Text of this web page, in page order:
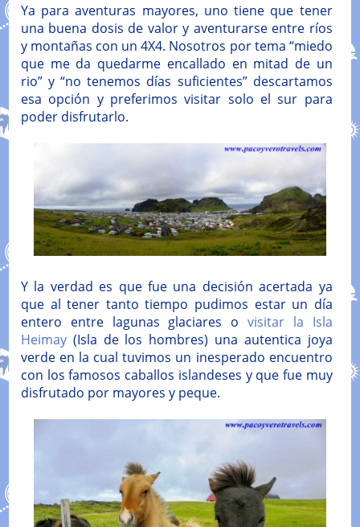
Ya para aventuras mayores, uno tiene que tener
una buena dosis de valor y aventurarse entre ríos
y montañas con un 4X4. Nosotros por tema “miedo
que me da quedarme encallado en mitad de un
rio” y “no tenemos días suficientes” descartamos
esa opción y preferimos visitar solo el sur para
poder disfrutarlo.
Y la verdad es que fue una decisión acertada ya
que al tener tanto tiempo pudimos estar un día
entero entre lagunas glaciares ovisitar la Isla
Heimay(Isla de los hombres) una autentica joya
verde en la cual tuvimos un inesperado encuentro
con los famosos caballos islandeses y que fue muy
disfrutado por mayores y peque.